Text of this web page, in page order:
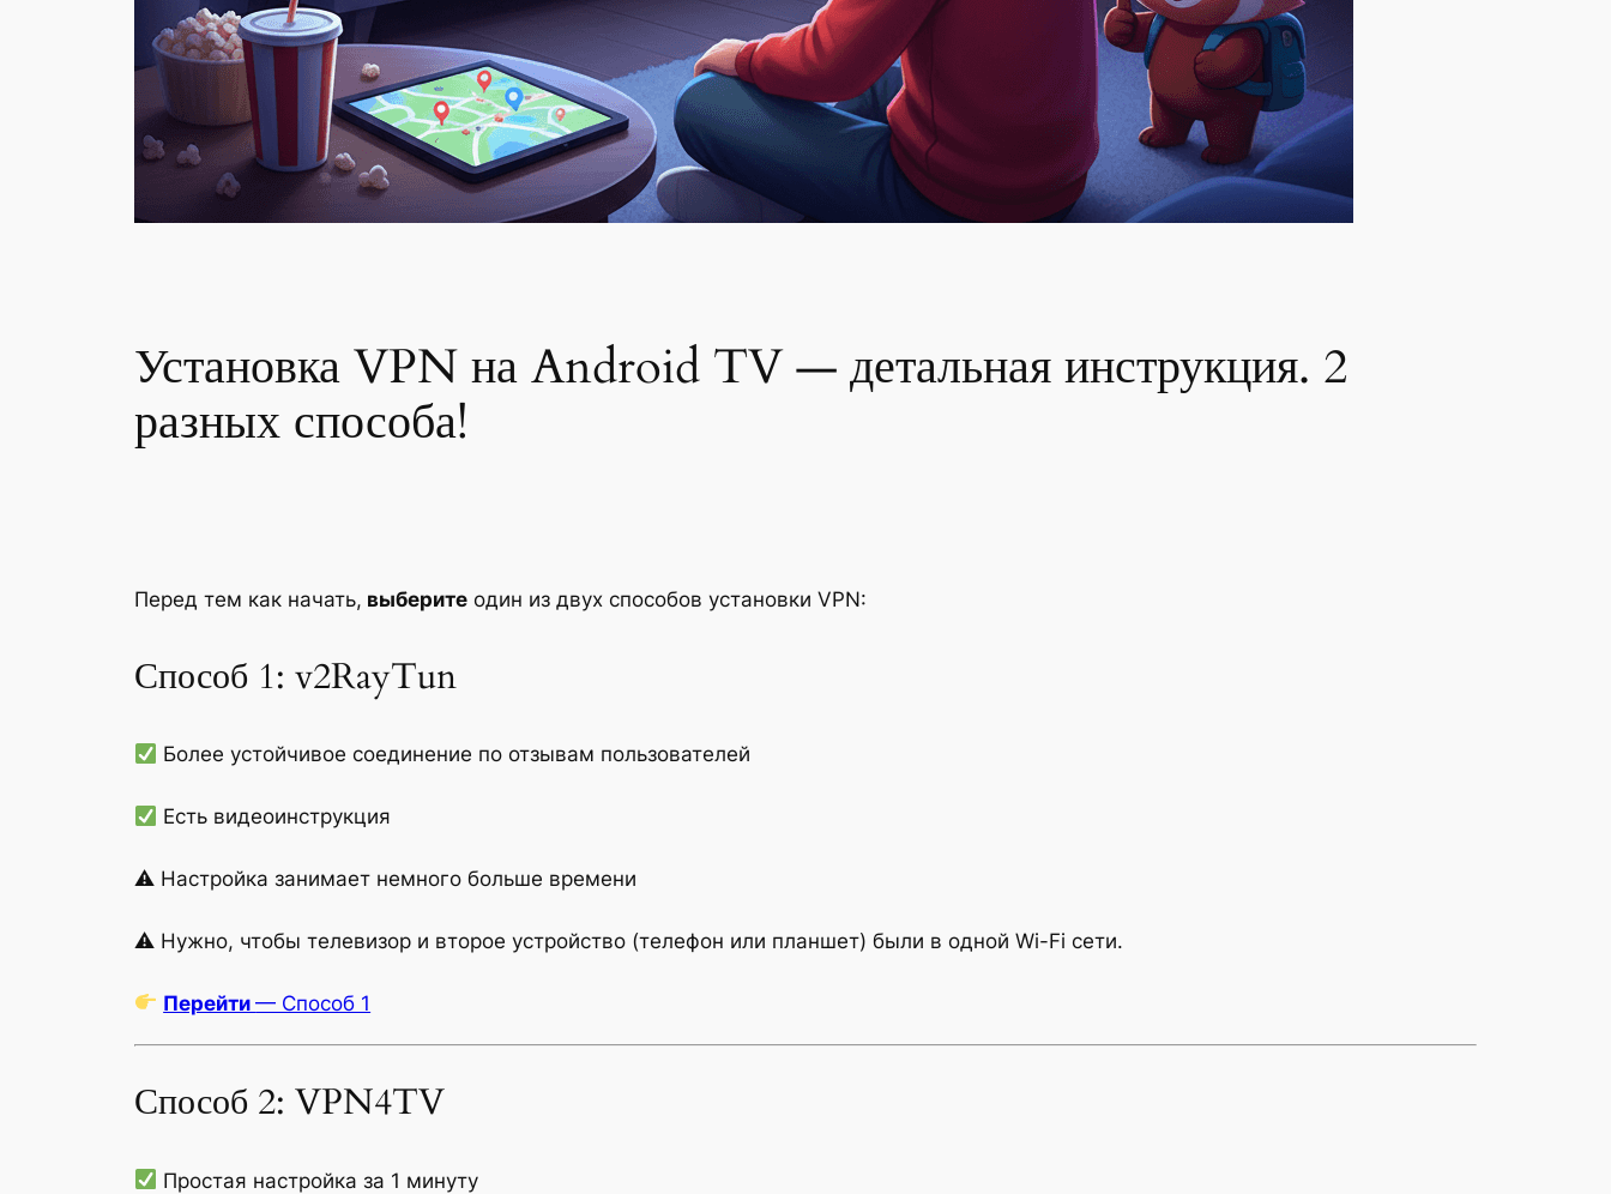
Установка VPN на Android TV — детальная инструкция. 2
разных способа!
Перед тем как начать, выберите один из двух способов установки VPN:
Способ 1: v2RayTun
Более устойчивое соединение по отзывам пользователей
Есть видеоинструкция
⚠ Настройка занимает немного больше времени
⚠ Нужно, чтобы телевизор и второе устройство (телефон или планшет) были в одной Wi-Fi сети.
Перейти— Способ 1
Способ 2: VPN4TV
Простая настройка за 1 минуту